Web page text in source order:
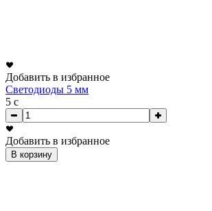
Добавить в избранное
Светодиоды 5 мм
5 c
Добавить в избранное
В корзину